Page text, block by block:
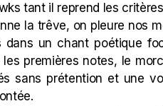
tant il reprend les
la trêve, on pleure nos
un chant poétique
les premières notes, le
sans prétention et une